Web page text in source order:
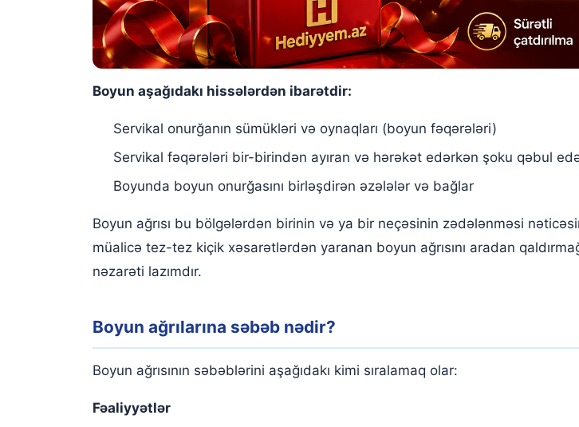
Boyun aşağıdakı hissələrdən ibarətdir:
Servikal onurğanın sümükləri və oynaqları (boyun fəqərələri)
Servikal fəqərələri bir-birindən ayıran və hərəkət edərkən şoku qəbul
Boyunda boyun onurğasını birləşdirən əzələlər və bağlar
Boyun ağrısı bu bölgələrdən birinin və ya bir neçəsinin zədələnməsi
müalicə tez-tez kiçik xəsarətlərdən yaranan boyun ağrısını aradan
nəzarəti lazımdır.
Boyun ağrılarına səbəb nədir?
Boyun ağrısının səbəblərini aşağıdakı kimi sıralamaq olar:
Fəaliyyətlər